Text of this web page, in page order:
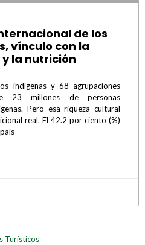
de los
vínculo con la
la nutrición
indígenas y 68 agrupaciones
23 millones de personas
Pero esa riqueza cultural
real. El 42.2 por ciento (%)
Turísticos